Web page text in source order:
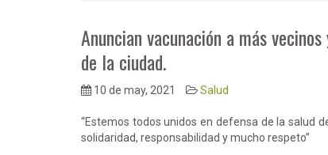
Anuncian vacunación a más
de la ciudad.
10 de may, 2021 Salud
“Estemos todos unidos en defensa de la salud
solidaridad, responsabilidad y mucho respeto”